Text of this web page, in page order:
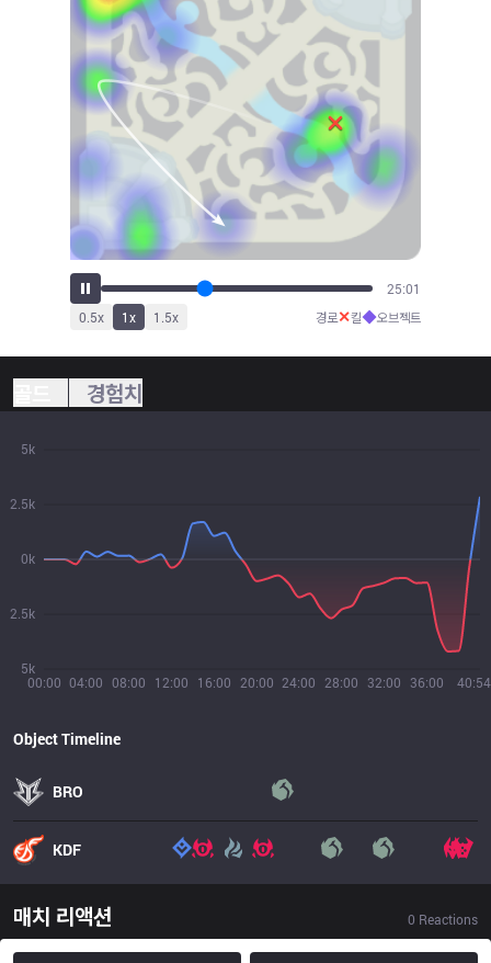
27:10
0.5x 1x 1.5x 경로✕킬◆오브젝트
경험치
00:00 04:00 08:00 12:00 16:00 20:00 24:00 28:00 32:00 36:00 40:54
5k
2.5k
0k
2.5k
5k
Object Timeline
BRO
KDF
매치 리액션 0 Reactions